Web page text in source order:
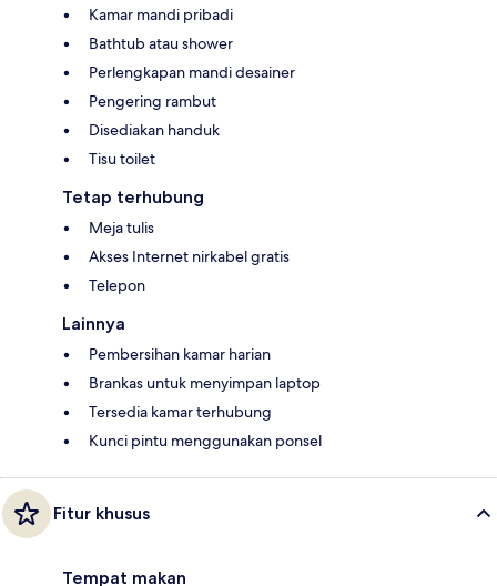
Kamar mandi pribadi
Bathtub atau shower
Perlengkapan mandi desainer
Pengering rambut
Disediakan handuk
Tisu toilet
Tetap terhubung
Meja tulis
Akses Internet nirkabel gratis
Telepon
Lainnya
Pembersihan kamar harian
Brankas untuk menyimpan laptop
Tersedia kamar terhubung
Kunci pintu menggunakan ponsel
Fitur khusus
Tempat makan